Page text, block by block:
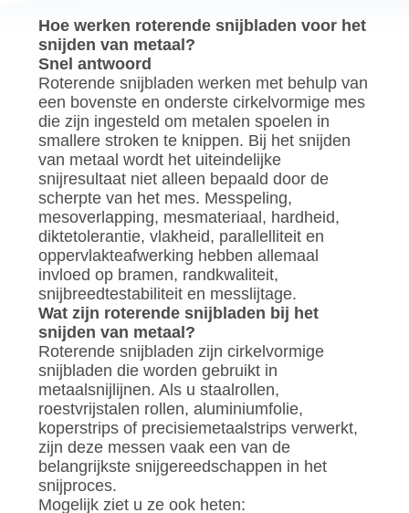
OFFERTE
SITEMAP
PRIVACYBELEID
Hoe werken roterende snijbladen voor het
snijden van metaal?
Snel antwoord
Roterende snijbladen werken met behulp van
een bovenste en onderste cirkelvormige mes
die zijn ingesteld om metalen spoelen in
smallere stroken te knippen. Bij het snijden
van metaal wordt het uiteindelijke
snijresultaat niet alleen bepaald door de
scherpte van het mes. Messpeling,
mesoverlapping, mesmateriaal, hardheid,
diktetolerantie, vlakheid, parallelliteit en
oppervlakteafwerking hebben allemaal
invloed op bramen, randkwaliteit,
snijbreedtestabiliteit en messlijtage.
Wat zijn roterende snijbladen bij het
snijden van metaal?
Roterende snijbladen zijn cirkelvormige
snijbladen die worden gebruikt in
metaalsnijlijnen. Als u staalrollen,
roestvrijstalen rollen, aluminiumfolie,
koperstrips of precisiemetaalstrips verwerkt,
zijn deze messen vaak een van de
belangrijkste snijgereedschappen in het
snijproces.
Mogelijk ziet u ze ook heten: